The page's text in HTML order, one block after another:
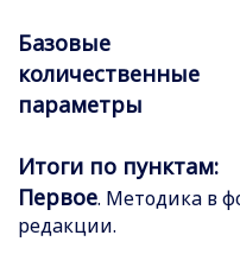
Базовые
количественные
параметры
Итоги по пунктам:
Первое. Методика в
редакции.